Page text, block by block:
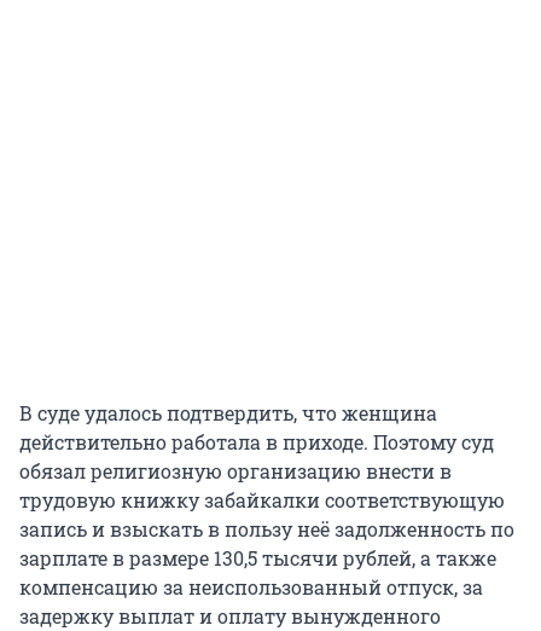
В суде удалось подтвердить, что женщина
действительно работала в приходе. Поэтому суд
обязал религиoзную организацию внести в
трудовую книжку забайкалки соответствующую
запись и взыскать в пользу неё задолженность по
зарплате в размере 130,5 тысячи рублей, а также
компенсацию за неиспользованный отпуск, за
задержку выплат и оплату вынужденного